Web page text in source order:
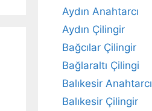
Aydın Anahtarcı
Aydın Çilingir
Bağcılar Çilingir
Bağlaraltı Çilingi
Balıkesir Anahtarcı
Balıkesir Çilingir